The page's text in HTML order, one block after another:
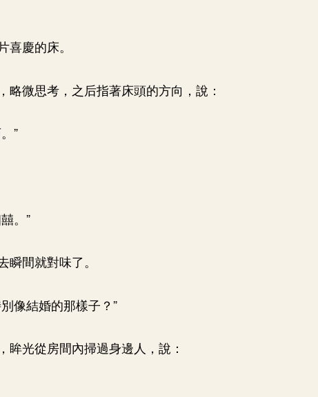
喜慶的床。
略微思考，之后指著床頭的方向，說：
”
。”
瞬間就對味了。
像結婚的那樣子？”
眸光從房間內掃過身邊人，說：